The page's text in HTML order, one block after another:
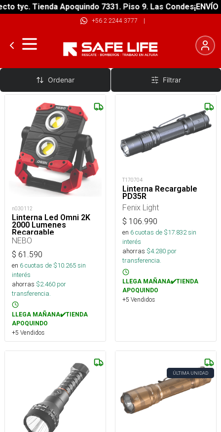
tyc. Tienda Apoquindo 7331. Piso 9. Las Condes¡ENVÍO
+56 2 2244 3777 |
Lampara - Linterna
Ordenar Filtrar
n030112
Linterna Led Omni 2K
2000 Lumenes
Recargable
NEBO
$ 61.590
en 6cuotas de $10.265sin
interés
ahorras $2.460 por
transferencia.
LLEGA MAÑANA✔️TIENDA
APOQUINDO
+5 Vendidos
T170704
Linterna Recargable
PD35R
Fenix Light
$ 106.990
en 6cuotas de $17.832sin
interés
ahorras $4.280 por
transferencia.
LLEGA MAÑANA✔️TIENDA
APOQUINDO
+5 Vendidos
ÚLTIMA UNIDAD